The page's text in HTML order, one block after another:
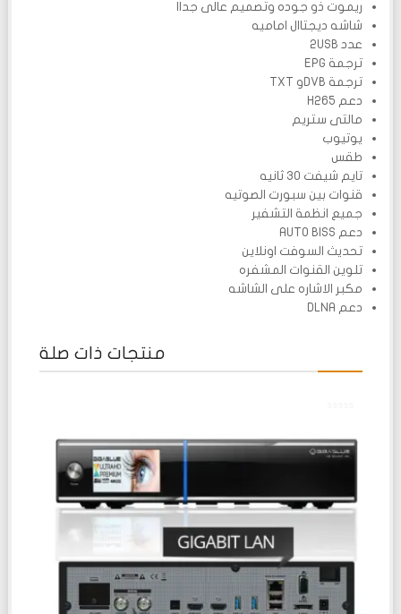
ريموت ذو جوده وتصميم عالى جداا
شاشه ديجتاال اماميه
عدد 2USB
ترجمة EPG
ترجمة DVBو TXT
دعم H265
مالتى ستريم
يوتيوب
طقس
تايم شيفت 30 ثانيه
قنوات بين سبورت الصوتيه
جميع انظمة التشفير
دعم AUTO BISS
تحديث السوفت اونلاين
تلوين القنوات المشفره
مكبر الاشاره على الشاشه
دعم DLNA
منتجات ذات صلة
0
من